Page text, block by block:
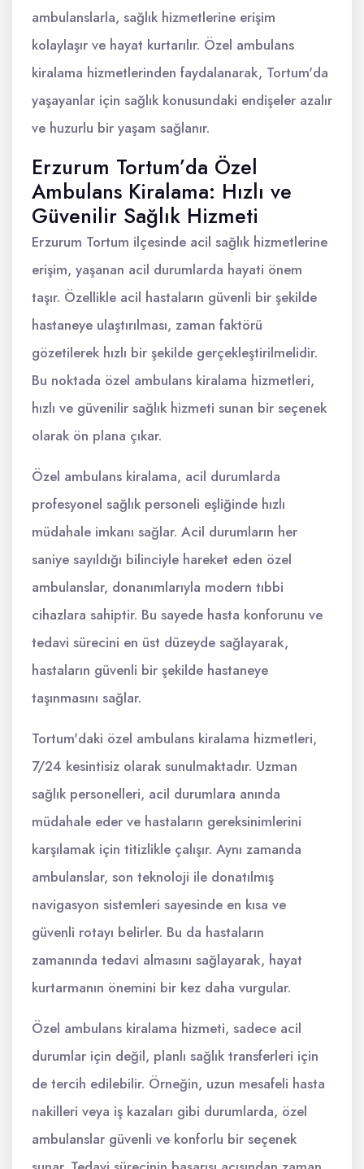
ambulanslarla, sağlık hizmetlerine erişim
kolaylaşır ve hayat kurtarılır. Özel ambulans
kiralama hizmetlerinden faydalanarak, Tortum'da
yaşayanlar için sağlık konusundaki endişeler azalır
ve huzurlu bir yaşam sağlanır.
Erzurum Tortum’da Özel
Ambulans Kiralama: Hızlı ve
Güvenilir Sağlık Hizmeti
Erzurum Tortum ilçesinde acil sağlık hizmetlerine
erişim, yaşanan acil durumlarda hayati önem
taşır. Özellikle acil hastaların güvenli bir şekilde
hastaneye ulaştırılması, zaman faktörü
gözetilerek hızlı bir şekilde gerçekleştirilmelidir.
Bu noktada özel ambulans kiralama hizmetleri,
hızlı ve güvenilir sağlık hizmeti sunan bir seçenek
olarak ön plana çıkar.
Özel ambulans kiralama, acil durumlarda
profesyonel sağlık personeli eşliğinde hızlı
müdahale imkanı sağlar. Acil durumların her
saniye sayıldığı bilinciyle hareket eden özel
ambulanslar, donanımlarıyla modern tıbbi
cihazlara sahiptir. Bu sayede hasta konforunu ve
tedavi sürecini en üst düzeyde sağlayarak,
hastaların güvenli bir şekilde hastaneye
taşınmasını sağlar.
Tortum'daki özel ambulans kiralama hizmetleri,
7/24 kesintisiz olarak sunulmaktadır. Uzman
sağlık personelleri, acil durumlara anında
müdahale eder ve hastaların gereksinimlerini
karşılamak için titizlikle çalışır. Aynı zamanda
ambulanslar, son teknoloji ile donatılmış
navigasyon sistemleri sayesinde en kısa ve
güvenli rotayı belirler. Bu da hastaların
zamanında tedavi almasını sağlayarak, hayat
kurtarmanın önemini bir kez daha vurgular.
Özel ambulans kiralama hizmeti, sadece acil
durumlar için değil, planlı sağlık transferleri için
de tercih edilebilir. Örneğin, uzun mesafeli hasta
nakilleri veya iş kazaları gibi durumlarda, özel
ambulanslar güvenli ve konforlu bir seçenek